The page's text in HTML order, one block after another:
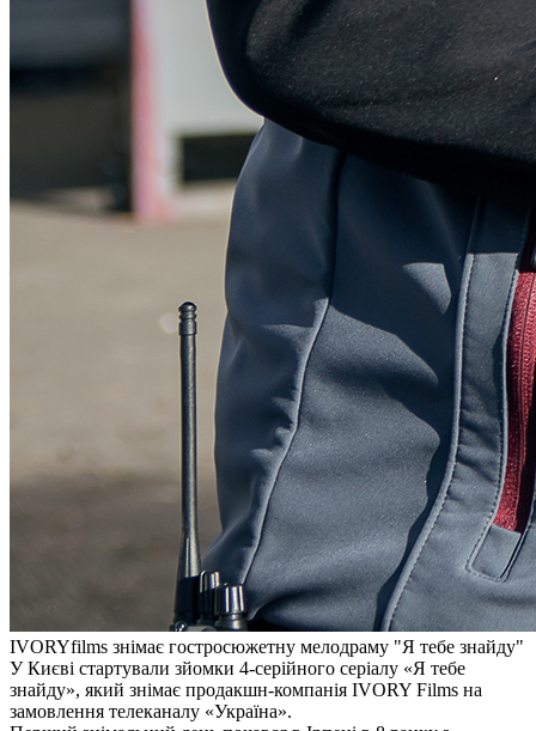
IVORYfilms знімає гостросюжетну мелодраму "Я тебе знайду"
У Києві стартували зйомки 4-серійного серіалу «Я тебе
знайду», який знімає продакшн-компанія IVORY Films на
замовлення телеканалу «Україна».